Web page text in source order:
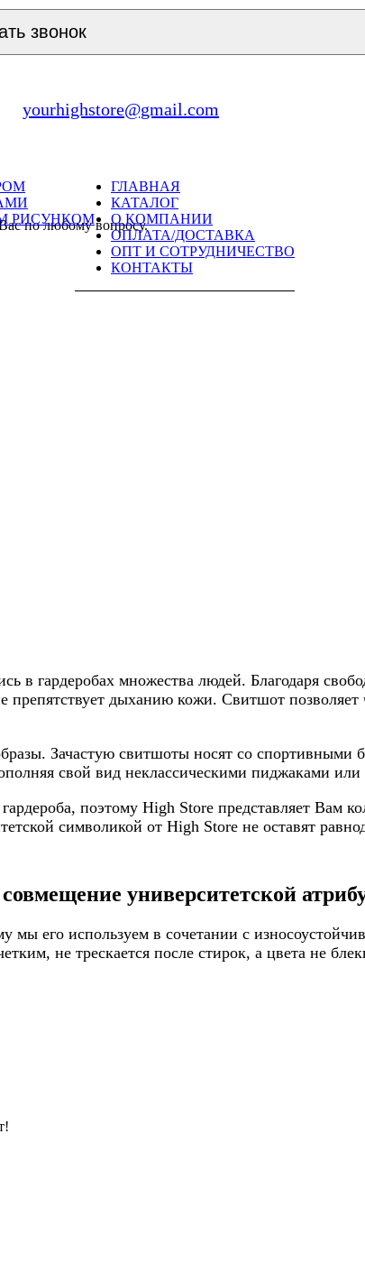
звонок
yourhighstore@gmail.com
ГЛАВНАЯ
КАТАЛОГ
О КОМПАНИИ
ОПЛАТА/ДОСТАВКА
ОПТ И СОТРУДНИЧЕСТВО
КОНТАКТЫ
РИСУНКОМ
по любому вопросу.
в гардеробах множества людей. Благодаря
препятствует дыханию кожи. Свитшот
Зачастую свитшоты носят со
свой вид неклассическими пиджаками
поэтому High Store представляет Вам
символикой от High Store не оставят
университетской
его используем в сочетании с
не трескается после стирок, а цвета не